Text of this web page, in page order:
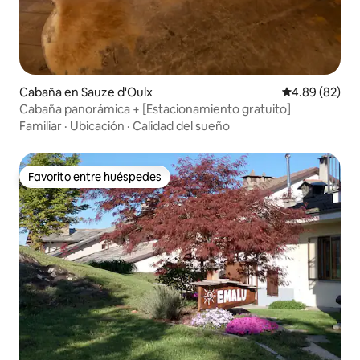
Cabaña en Sauze d'Oulx Calificación
4.89 (82)
Cabaña panorámica + [Estacionamiento gratuito]
Familiar · Ubicación · Calidad del sueño
Favorito entre huéspedes
Favorito entre huéspedes